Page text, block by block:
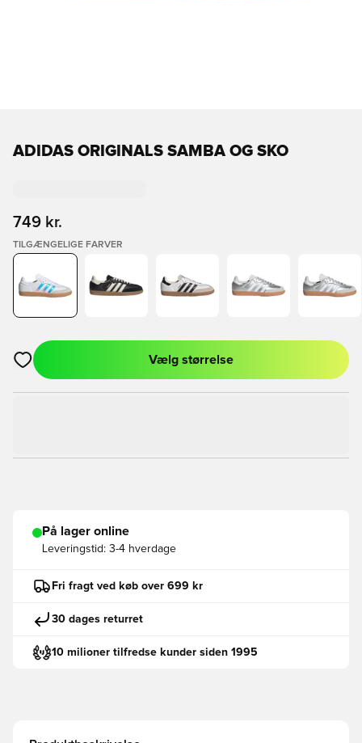
ADIDAS ORIGINALS SAMBA OG SKO
749 kr.
TILGÆNGELIGE FARVER
Åbner en Modal til at logge ind eller tilmelde dig som medlem
Vælg størrelse
På lager online
Leveringstid: 3-4 hverdage
Fri fragt ved køb over 699 kr
30 dages returret
10 milioner tilfredse kunder siden 1995